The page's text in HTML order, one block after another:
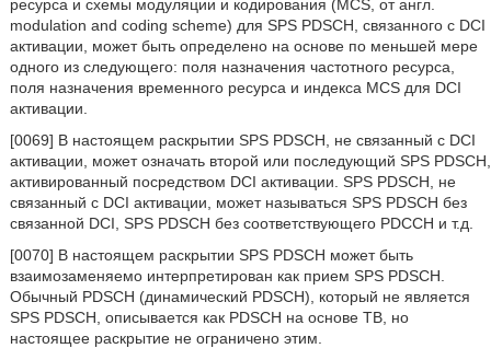
ресурса и схемы модуляции и кодирования (MCS, от англ.
modulation and coding scheme) для SPS PDSCH, связанного с DCI
активации, может быть определено на основе по меньшей мере
одного из следующего: поля назначения частотного ресурса,
поля назначения временного ресурса и индекса MCS для DCI
активации.
[0069] В настоящем раскрытии SPS PDSCH, не связанный с DCI
активации, может означать второй или последующий SPS PDSCH,
активированный посредством DCI активации. SPS PDSCH, не
связанный с DCI активации, может называться SPS PDSCH без
связанной DCI, SPS PDSCH без соответствующего PDCCH и т.д.
[0070] В настоящем раскрытии SPS PDSCH может быть
взаимозаменяемо интерпретирован как прием SPS PDSCH.
Обычный PDSCH (динамический PDSCH), который не является
SPS PDSCH, описывается как PDSCH на основе ТВ, но
настоящее раскрытие не ограничено этим.